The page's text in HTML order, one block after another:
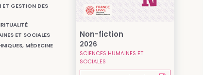
GESTION DES
ET SOCIALES
MÉDECINE
Non-fiction
2026
SCIENCES HUMAINES ET
SOCIALES